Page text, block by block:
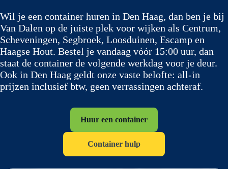
Wil je een container huren in Den Haag, dan ben je bij
Van Dalen op de juiste plek voor wijken als Centrum,
Scheveningen, Segbroek, Loosduinen, Escamp en
Haagse Hout. Bestel je vandaag vóór 15:00 uur, dan
staat de container de volgende werkdag voor je deur.
Ook in Den Haag geldt onze vaste belofte: all-in
prijzen inclusief btw, geen verrassingen achteraf.
Huur een container
Container hulp